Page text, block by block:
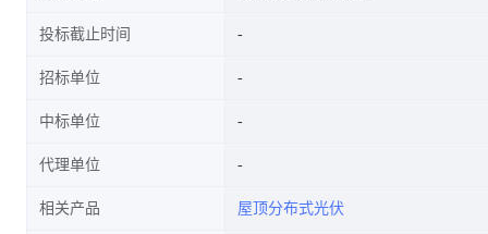
投标截止时间
招标单位
中标单位
代理单位
相关产品 屋顶分布式光伏